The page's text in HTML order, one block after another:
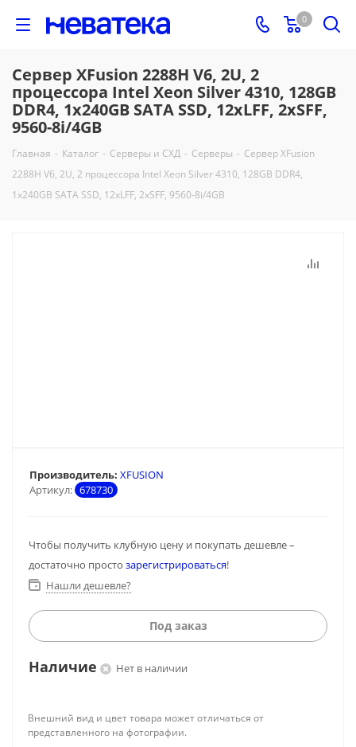
0
Сервер XFusion 2288H V6, 2U, 2
процессора Intel Xeon Silver 4310, 128GB
DDR4, 1x240GB SATA SSD, 12xLFF, 2xSFF,
9560-8i/4GB
Главная - Каталог - Серверы и СХД - Серверы - Сервер XFusion
2288H V6, 2U, 2 процессора Intel Xeon Silver 4310, 128GB DDR4,
1x240GB SATA SSD, 12xLFF, 2xSFF, 9560-8i/4GB
Артикул: 678730
Производитель: XFUSION
Чтобы получить клубную цену и покупать дешевле –
достаточно просто зарегистрироваться!
Нашли дешевле?
Под заказ
Наличие Нет в наличии
Внешний вид и цвет товара может отличаться от
представленного на фотографии.